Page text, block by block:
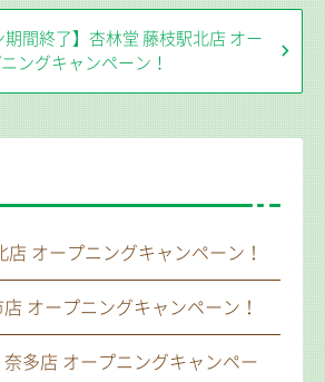
期間終了】杏林堂 藤枝駅北店 オー
ングキャンペーン！
店 オープニングキャンペーン！
オープニングキャンペーン！
多店 オープニングキャンペー